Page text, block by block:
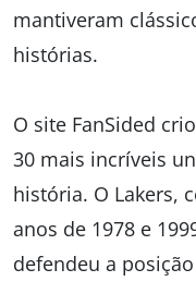
mantiveram
histórias.
O site FanSided
30 mais incríveis
história. O Lakers,
anos de 1978 e
defendeu a